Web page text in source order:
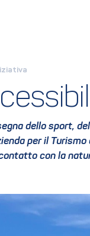
dello sport,
per il
con la